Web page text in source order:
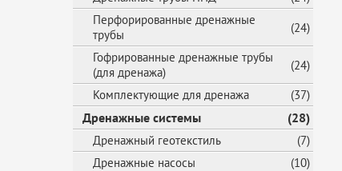
Перфорированные дренажные
трубы
(24)
Гофрированные дренажные трубы
(для дренажа)
(24)
Комплектующие для дренажа
(37)
Дренажные системы (28)
Дренажный геотекстиль
(7)
Дренажные насосы
(10)